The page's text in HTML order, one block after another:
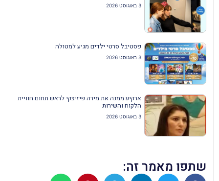
3 באוגוסט 2026
פסטיבל סרטי ילדים מגיע למטולה
3 באוגוסט 2026
ארקיע ממנה את מירה פיזיצקי לראש תחום חוויית
הלקוח והשירות
3 באוגוסט 2026
שתפו מאמר זה: